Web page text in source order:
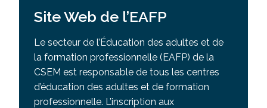
Site Web de l’EAFP
Le secteur de l’Éducation des adultes et de
la formation professionnelle (EAFP) de la
CSEM est responsable de tous les centres
d’éducation des adultes et de formation
professionnelle. L’inscription aux